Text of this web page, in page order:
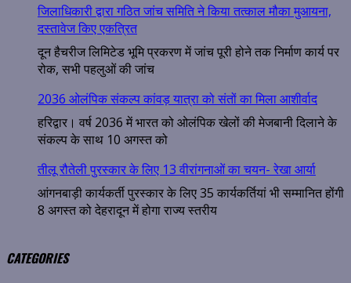
जिलाधिकारी द्वारा गठित जांच समिति ने किया तत्काल मौका मुआयना,
दस्तावेज किए एकत्रित
दून हैचरीज लिमिटेड भूमि प्रकरण में जांच पूरी होने तक निर्माण कार्य पर
रोक, सभी पहलुओं की जांच
2036 ओलंपिक संकल्प कांवड़ यात्रा को संतों का मिला आशीर्वाद
हरिद्वार। वर्ष 2036 में भारत को ओलंपिक खेलों की मेजबानी दिलाने के
संकल्प के साथ 10 अगस्त को
तीलू रौतेली पुरस्कार के लिए 13 वीरांगनाओं का चयन- रेखा आर्या
आंगनबाड़ी कार्यकर्ती पुरस्कार के लिए 35 कार्यकर्तियां भी सम्मानित होंगी
8 अगस्त को देहरादून में होगा राज्य स्तरीय
CATEGORIES